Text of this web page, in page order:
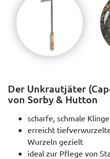
Der Unkrautjäter
von Sorby & Hutton
scharfe, schmale Klinge
erreicht
Wurzeln gezielt
ideal zur Pflege von